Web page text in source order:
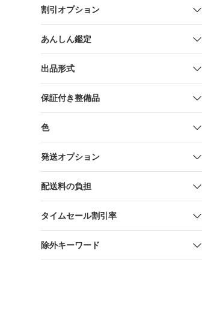
割引オプション
あんしん鑑定
出品形式
保証付き整備品
色
発送オプション
配送料の負担
タイムセール割引率
除外キーワード